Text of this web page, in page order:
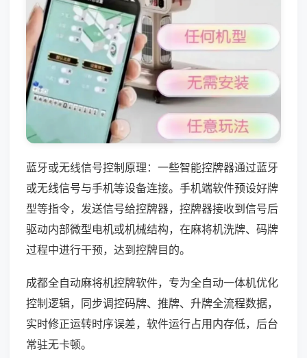
蓝牙或无线信号控制原理：一些智能控牌器通过蓝牙
或无线信号与手机等设备连接。手机端软件预设好牌
型等指令，发送信号给控牌器，控牌器接收到信号后
驱动内部微型电机或机械结构，在麻将机洗牌、码牌
过程中进行干预，达到控牌目的。
成都全自动麻将机控牌软件，专为全自动一体机优化
控制逻辑，同步调控码牌、推牌、升牌全流程数据，
实时修正运转时序误差，软件运行占用内存低，后台
常驻无卡顿。